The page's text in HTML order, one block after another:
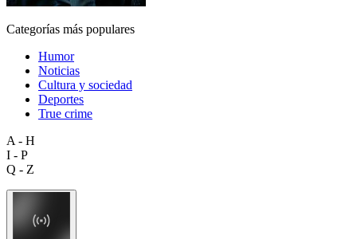
Categorías más populares
Humor
Noticias
Cultura y sociedad
Deportes
True crime
A - H
I - P
Q - Z